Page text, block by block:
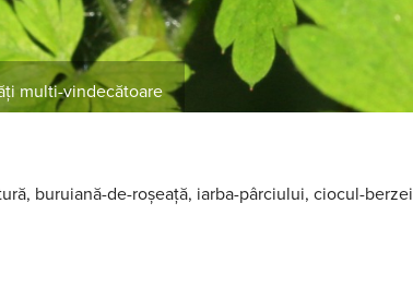
multi-vindecătoare
buruiană-de-roșeață, iarba-pârciului, ciocul-